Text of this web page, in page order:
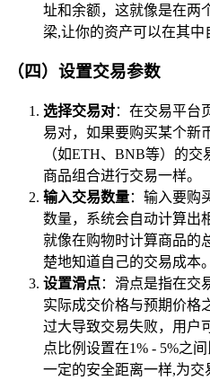
址和余额，这就像是在两
梁,让你的资产可以在其中
（四）设置交易参数
选择交易对：在交易平台
易对，如果要购买某个新
（如ETH、BNB等）的
商品组合进行交易一样。
输入交易数量：输入要购
数量，系统会自动计算出
就像在购物时计算商品的
楚地知道自己的交易成本。
设置滑点：滑点是指在交
实际成交价格与预期价格
过大导致交易失败，用户
点比例设置在1% - 5%之
一定的安全距离一样,为交